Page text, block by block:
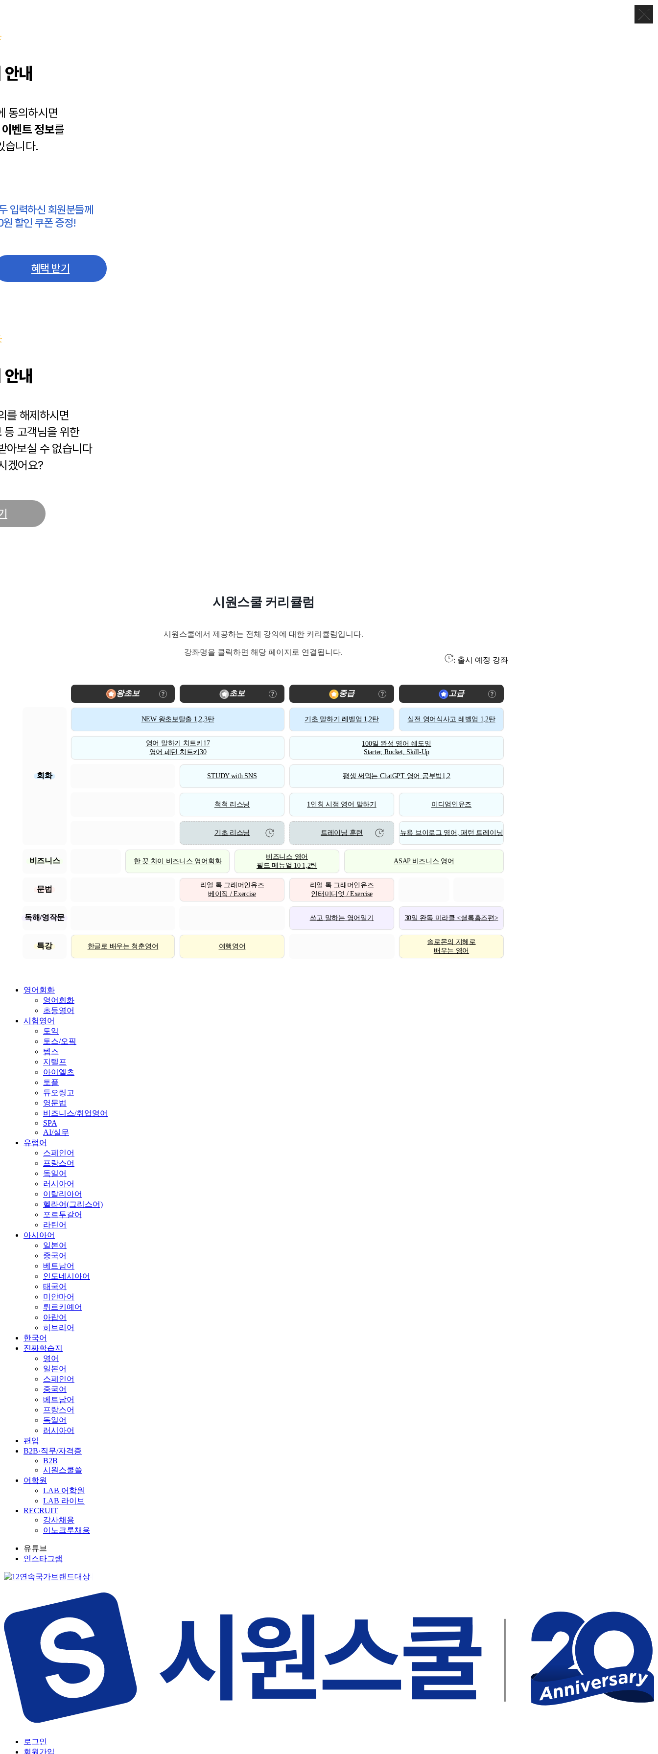
내
동의하시면
이벤트 정보를
습니다.
입력하신 회원분들께
할인 쿠폰 증정!
혜택 받기
내
를 해제하시면
등 고객님을 위한
아보실 수 없습니다
겠어요?
시원스쿨 커리큘럼
시원스쿨에서 제공하는 전체 강의에 대한 커리큘럼입니다.
강좌명을 클릭하면 해당 페이지로 연결됩니다.
: 출시 예정 강좌
왕초보 초보 중급 고급
회화
NEW 왕초보탈출 1,2,3탄 기초 말하기 레벨업 1,2탄 실전 영어식사고 레벨업 1,2탄
영어 말하기 치트키17
영어 패턴 치트키30
100일 완성 영어 쉐도잉
Starter, Rocket, Skill-Up
STUDY with SNS 평생 써먹는 ChatGPT 영어 공부법1,2
척척 리스닝 1인칭 시점 영어 말하기 이디엄인유즈
기초 리스닝 트레이닝 훈련 뉴욕 브이로그 영어, 패턴 트레이닝
비즈니스 한 끗 차이 비즈니스 영어회화
비즈니스 영어
필드 메뉴얼 10 1,2탄
ASAP 비즈니스 영어
문법
리얼 톡 그래머인유즈
베이직 / Exercise
리얼 톡 그래머인유즈
인터미디엇 / Exercise
독해/영작문 쓰고 말하는 영어일기 30일 완독 미라클 <셜록홈즈편>
특강 한글로 배우는 청춘영어 여행영어
솔로몬의 지혜로
배우는 영어
영어회화
영어회화
초등영어
시험영어
토익
토스/오픽
텝스
지텔프
아이엘츠
토플
듀오링고
영문법
비즈니스/취업영어
SPA
AI/실무
유럽어
스페인어
프랑스어
독일어
러시아어
이탈리아어
헬라어(그리스어)
포르투갈어
라틴어
아시아어
일본어
중국어
베트남어
인도네시아어
태국어
미얀마어
튀르키예어
아랍어
히브리어
한국어
진짜학습지
영어
일본어
스페인어
중국어
베트남어
프랑스어
독일어
러시아어
편입
B2B·직무/자격증
B2B
시원스쿨쓸
어학원
LAB 어학원
LAB 라이브
RECRUIT
강사채용
이노크루채용
유튜브
인스타그램
로그인
회원가입